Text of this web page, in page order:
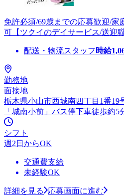
免許必須/69歳までの応募歓迎/家
可【ツクイのデイサービス/送迎
配送・物流スタッフ 時給
勤務地
面接地
栃木県小山市西城南四丁目1番19
「城南小前」バス停下車徒歩約5
シフト
週2日からOK
交通費支給
未経験OK
詳細を見る
応募画面に進む